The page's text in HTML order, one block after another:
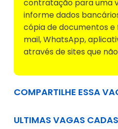
contratação para uma
informe dados
cópia de documentos
mail, WhatsApp,
através de sites que
COMPARTILHE ESSA
ULTIMAS VAGAS